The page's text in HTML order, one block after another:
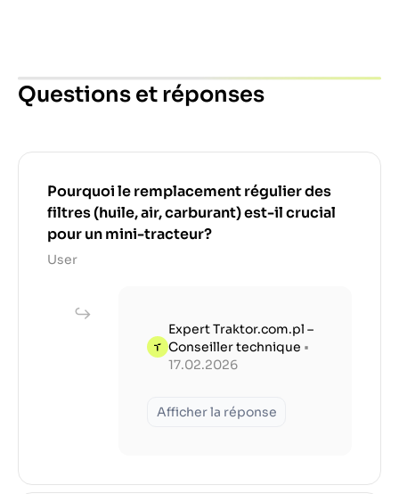
Questions et réponses
Pourquoi le remplacement régulier des
filtres (huile, air, carburant) est-il crucial
pour un mini-tracteur?
User
Expert Traktor.com.pl –
Conseiller technique •
17.02.2026
Afficher la réponse